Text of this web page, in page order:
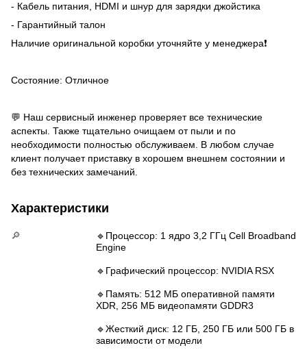
- Кабель питания, HDMI и шнур для зарядки джойстика
- Гарантийный талон
Наличие оригинальной коробки уточняйте у менеджера❗
Состояние: Отличное
💬 Наш сервисный инженер проверяет все технические
аспекты. Также тщательно очищаем от пыли и по
необходимости полностью обслуживаем. В любом случае
клиент получает приставку в хорошем внешнем состоянии и
без технических замечаний.
Характеристики
🔎
🔹Процессор: 1 ядро 3,2 ГГц Cell Broadband
Engine
🔹Графический процессор: NVIDIA RSX
🔹Память: 512 МБ оперативной памяти
XDR, 256 МБ видеопамяти GDDR3
🔹Жесткий диск: 12 ГБ, 250 ГБ или 500 ГБ в
зависимости от модели